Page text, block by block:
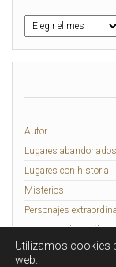
Autor
Lugares abandonados
Lugares con historia
Misterios
Personajes
Relatos de lo Insólito
Rennes-le-Château
Utilizamos cookies
web.